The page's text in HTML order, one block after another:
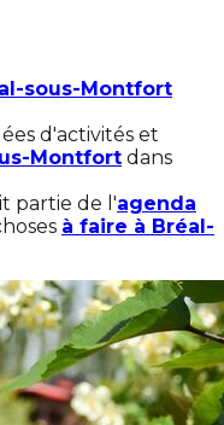
sous-Montfort
d'activités et
Montfort dans
partie de l'agenda
à faire à Bréal-